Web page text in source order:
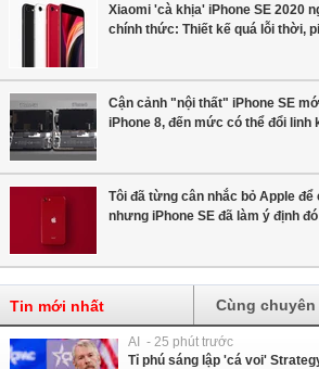
Xiaomi 'cà khịa' iPhone SE 2020
chính thức: Thiết kế quá lỗi thời,
Cận cảnh "nội thất" iPhone SE
iPhone 8, đến mức có thể đổi linh
Tôi đã từng cân nhắc bỏ Apple
nhưng iPhone SE đã làm ý định
Tin mới nhất Cùng chuyên
AI - 25 phút trước
Tỉ phú sáng lập 'cá voi'